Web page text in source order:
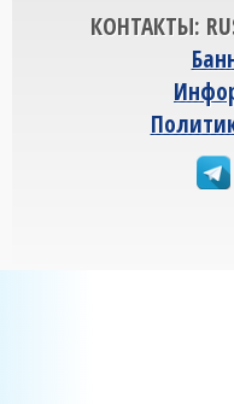
КОНТАКТЫ: